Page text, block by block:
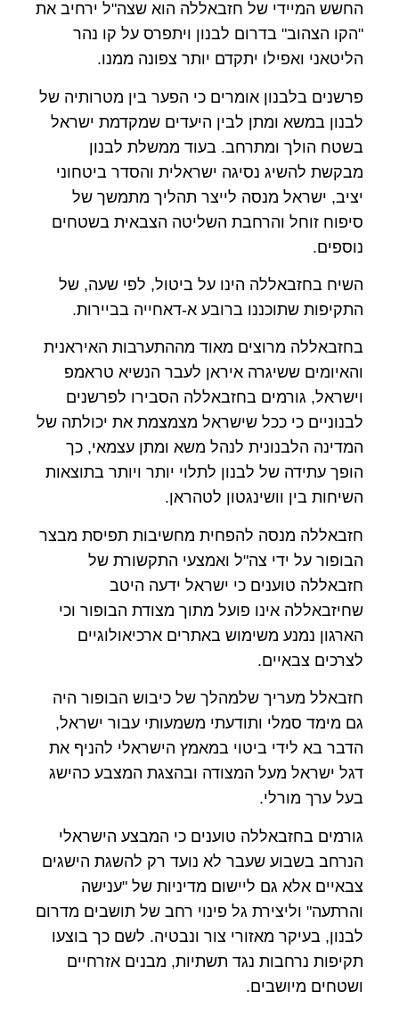
החשש המיידי של חזבאללה הוא שצה"ל ירחיב את
"הקו הצהוב" בדרום לבנון ויתפרס על קו נהר
הליטאני ואפילו יתקדם יותר צפונה ממנו.
פרשנים בלבנון אומרים כי הפער בין מטרותיה של
לבנון במשא ומתן לבין היעדים שמקדמת ישראל
בשטח הולך ומתרחב. בעוד ממשלת לבנון
מבקשת להשיג נסיגה ישראלית והסדר ביטחוני
יציב, ישראל מנסה לייצר תהליך מתמשך של
סיפוח זוחל והרחבת השליטה הצבאית בשטחים
נוספים.
השיח בחזבאללה הינו על ביטול, לפי שעה, של
התקיפות שתוכננו ברובע א-דאחייה בביירות.
בחזבאללה מרוצים מאוד מההתערבות האיראנית
והאיומים ששיגרה איראן לעבר הנשיא טראמפ
וישראל, גורמים בחזבאללה הסבירו לפרשנים
לבנוניים כי ככל שישראל מצמצמת את יכולתה של
המדינה הלבנונית לנהל משא ומתן עצמאי, כך
הופך עתידה של לבנון לתלוי יותר ויותר בתוצאות
השיחות בין וושינגטון לטהראן.
חזבאללה מנסה להפחית מחשיבות תפיסת מבצר
הבופור על ידי צה"ל ואמצעי התקשורת של
חזבאללה טוענים כי ישראל ידעה היטב
שחיזבאללה אינו פועל מתוך מצודת הבופור וכי
הארגון נמנע משימוש באתרים ארכיאולוגיים
לצרכים צבאיים.
חזבאלל מעריך שלמהלך של כיבוש הבופור היה
גם מימד סמלי ותודעתי משמעותי עבור ישראל,
הדבר בא לידי ביטוי במאמץ הישראלי להניף את
דגל ישראל מעל המצודה ובהצגת המצבע כהישג
בעל ערך מורלי.
גורמים בחזבאללה טוענים כי המבצע הישראלי
הנרחב בשבוע שעבר לא נועד רק להשגת הישגים
צבאיים אלא גם ליישום מדיניות של "ענישה
והרתעה" וליצירת גל פינוי רחב של תושבים מדרום
לבנון, בעיקר מאזורי צור ונבטיה. לשם כך בוצעו
תקיפות נרחבות נגד תשתיות, מבנים אזרחיים
ושטחים מיושבים.